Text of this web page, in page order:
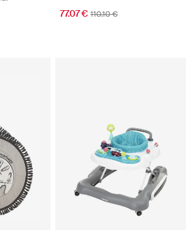
77.07 € 110.10 €